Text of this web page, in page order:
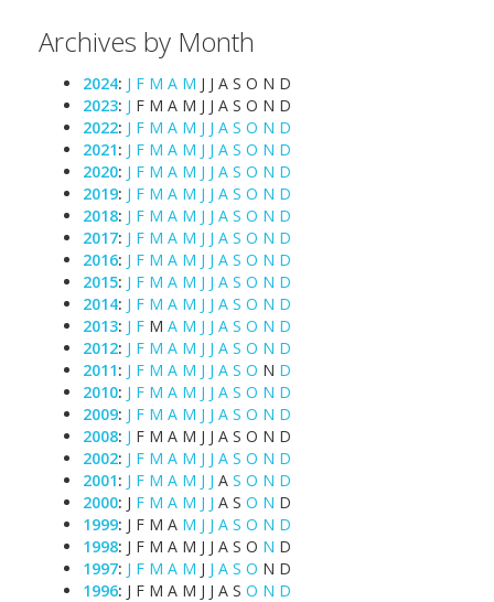
Archives by Month
2024: J F M A M J J A S O N D
2023: J F M A M J J A S O N D
2022: J F M A M J J A S O N D
2021: J F M A M J J A S O N D
2020: J F M A M J J A S O N D
2019: J F M A M J J A S O N D
2018: J F M A M J J A S O N D
2017: J F M A M J J A S O N D
2016: J F M A M J J A S O N D
2015: J F M A M J J A S O N D
2014: J F M A M J J A S O N D
2013: J F M A M J J A S O N D
2012: J F M A M J J A S O N D
2011: J F M A M J J A S O N D
2010: J F M A M J J A S O N D
2009: J F M A M J J A S O N D
2008: J F M A M J J A S O N D
2002: J F M A M J J A S O N D
2001: J F M A M J J A S O N D
2000: J F M A M J J A S O N D
1999: J F M A M J J A S O N D
1998: J F M A M J J A S O N D
1997: J F M A M J J A S O N D
1996: J F M A M J J A S O N D